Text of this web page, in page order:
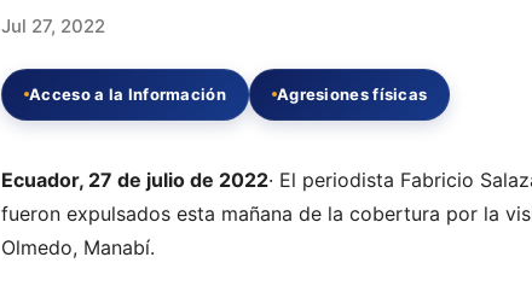
Jul 27, 2022
Acceso a la Información Agresiones físicas
Ecuador, 27 de julio de 2022· El periodista Fabricio
fueron expulsados esta mañana de la cobertura por la
Olmedo, Manabí.